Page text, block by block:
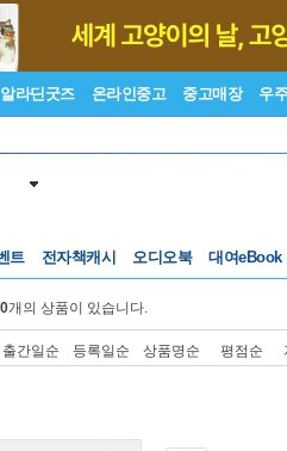
알라딘굿즈 온라인중고 중고매장 우
트 전자책캐시 오디오북 대여eBook
개의 상품이 있습니다.
출간일순 등록일순 상품명순 평점순